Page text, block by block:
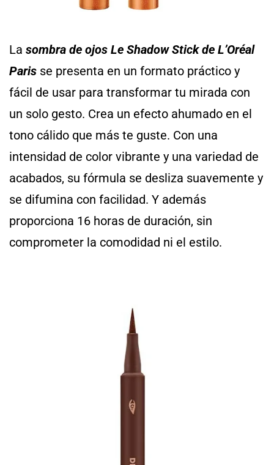
La sombra de ojos Le Shadow Stick de L’Oréal
Paris se presenta en un formato práctico y
fácil de usar para transformar tu mirada con
un solo gesto. Crea un efecto ahumado en el
tono cálido que más te guste. Con una
intensidad de color vibrante y una variedad de
acabados, su fórmula se desliza suavemente y
se difumina con facilidad. Y además
proporciona 16 horas de duración, sin
comprometer la comodidad ni el estilo.